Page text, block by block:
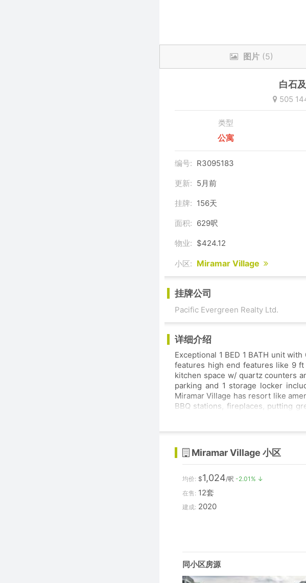
图片 (5)
白石
505
类型
公寓
编号: R3095183
更新: 5月前
挂牌: 156天
面积: 629呎
物业: $424.12
小区: Miramar Village
挂牌公司
Pacific Evergreen Realty Ltd.
详细介绍
Exceptional 1 BED 1 BATH unit
features high end features like 9
kitchen space w/ quartz counters
parking and 1 storage locker
Miramar Village has resort like
BBQ stations, fireplaces, putting
deck w/hot tub. This unit truly
Miramar Village 小区
均价: $1,024/呎 -2.01% ↓
在售: 12套
建成: 2020
同小区房源